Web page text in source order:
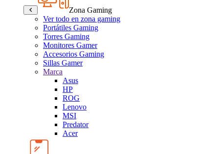
Zona Gaming
Ver todo en zona gaming
Portátiles Gaming
Torres Gaming
Monitores Gamer
Accesorios Gaming
Sillas Gamer
Marca
Asus
HP
ROG
Lenovo
MSI
Predator
Acer